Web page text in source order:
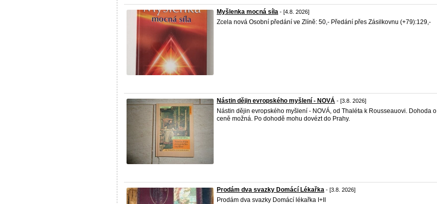
Myšlenka mocná síla - [4.8. 2026]
Zcela nová Osobní předání ve Zlíně: 50,- Předání přes Zásilkovnu (+79):129,-
Nástin dějin evropského myšlení - NOVÁ - [3.8. 2026]
Nástin dějin evropského myšlení - NOVÁ, od Thaléta k Rousseauovi. Dohoda o
ceně možná. Po dohodě mohu dovézt do Prahy.
Prodám dva svazky Domácí Lékařka - [3.8. 2026]
Prodám dva svazky Domácí lékařka I+II